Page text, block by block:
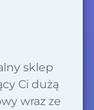
sklep
Ci dużą
wraz ze